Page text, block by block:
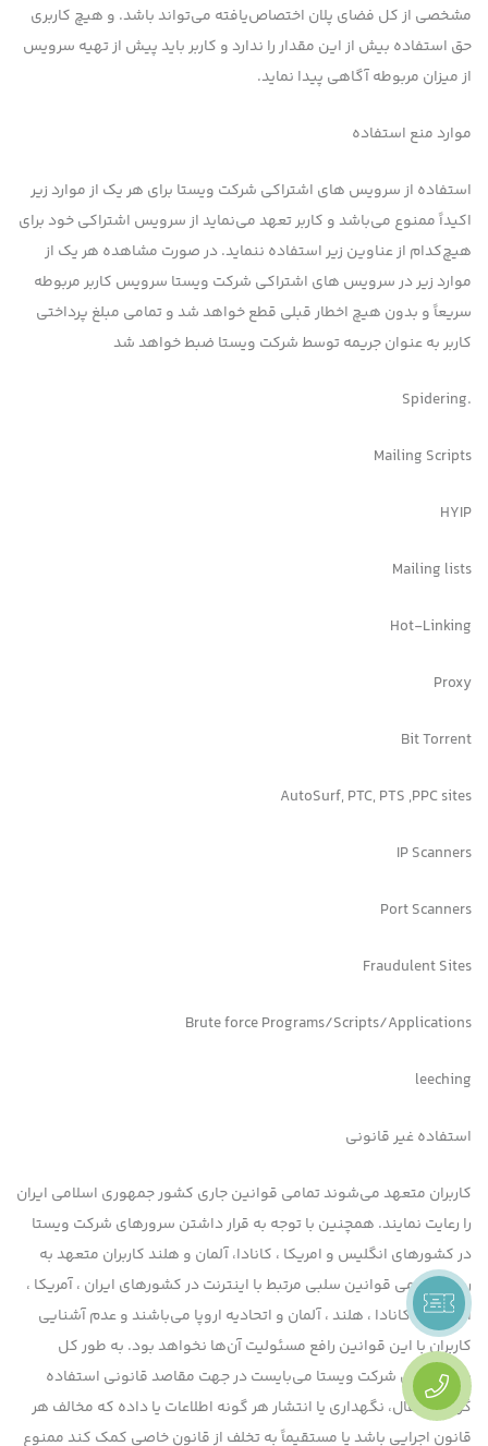
مشخصی از کل فضای پلان اختصاص‌یافته می‌تواند باشد. و هیچ کاربری
حق استفاده بیش از این مقدار را ندارد و کاربر باید پیش از تهیه سرویس
از میزان مربوطه آگاهی پیدا نماید.
موارد منع استفاده
استفاده از سرویس های اشتراکی شرکت ویستا برای هر یک از موارد زیر
اکیداً ممنوع می‌باشد و کاربر تعهد می‌نماید از سرویس اشتراکی خود برای
هیچ‌کدام از عناوین زیر استفاده ننماید. در صورت مشاهده هر یک از
موارد زیر در سرویس های اشتراکی شرکت ویستا سرویس کاربر مربوطه
سریعاً و بدون هیچ اخطار قبلی قطع خواهد شد و تمامی مبلغ پرداختی
کاربر به عنوان جریمه توسط شرکت ویستا ضبط خواهد شد
.Spidering
Mailing Scripts
HYIP
Mailing lists
Hot-Linking
Proxy
Bit Torrent
AutoSurf, PTC, PTS ,PPC sites
IP Scanners
Port Scanners
Fraudulent Sites
Brute force Programs/Scripts/Applications
leeching
استفاده غیر قانونی
کاربران متعهد می‌شوند تمامی قوانین جاری کشور جمهوری اسلامی ایران
را رعایت نمایند. همچنین با توجه به قرار داشتن سرورهای شرکت ویستا
در کشورهای انگلیس و امریکا ، کانادا، آلمان و هلند کاربران متعهد به
رعایت تمامی قوانین سلبی مرتبط با اینترنت در کشورهای ایران ، آمریکا ،
انگلیس ، کانادا ، هلند ، آلمان و اتحادیه اروپا می‌باشند و عدم آشنایی
کاربران با این قوانین رافع مسئولیت آن‌ها نخواهد بود. به طور کل
سرویسهای شرکت ویستا می‌بایست در جهت مقاصد قانونی استفاده
گردد. انتقال، نگهداری یا انتشار هر گونه اطلاعات یا داده که مخالف هر
قانون اجرایی باشد یا مستقیماً به تخلف از قانون خاصی کمک کند ممنوع